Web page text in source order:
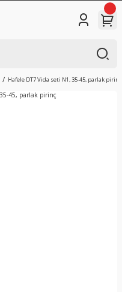
Hafele DT7 Vida seti N1, 35-45, parlak pirinç